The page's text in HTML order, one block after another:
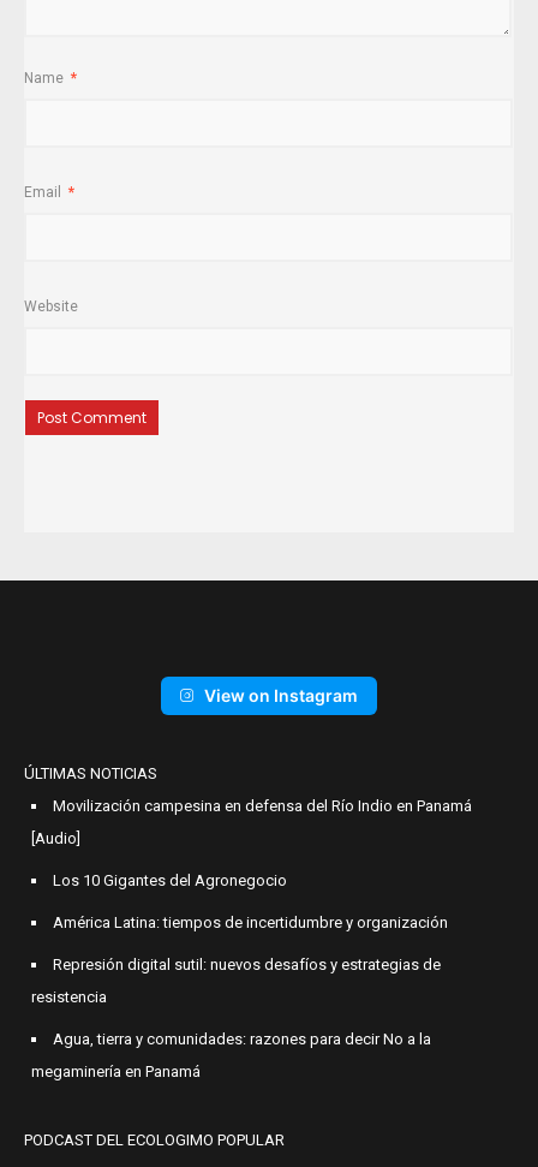
Name *
Email *
Website
View on Instagram
ÚLTIMAS NOTICIAS
Movilización campesina en defensa del Río Indio en Panamá
[Audio]
Los 10 Gigantes del Agronegocio
América Latina: tiempos de incertidumbre y organización
Represión digital sutil: nuevos desafíos y estrategias de
resistencia
Agua, tierra y comunidades: razones para decir No a la
megaminería en Panamá
PODCAST DEL ECOLOGIMO POPULAR